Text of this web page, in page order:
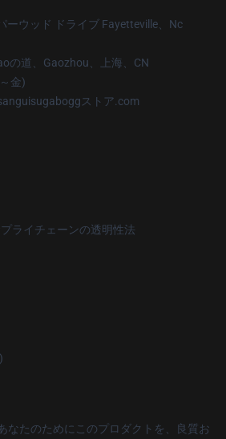
ーウッド ドライブ Fayetteville、Nc
の道、Gaozhou、上海、CN
金)
ストア.com
ライチェーンの透明性法
なたのためにこのプロダクトを、良質お